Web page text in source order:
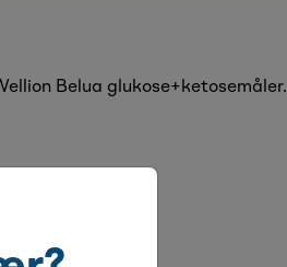
Belua glukose+ketosemåler.